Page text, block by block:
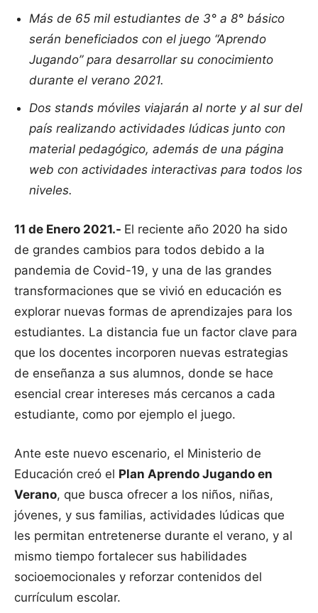
Más de 65 mil estudiantes de 3° a 8° básico
serán beneficiados con el juego “Aprendo
Jugando” para desarrollar su conocimiento
durante el verano 2021.
Dos stands móviles viajarán al norte y al sur del
país realizando actividades lúdicas junto con
material pedagógico, además de una página
web con actividades interactivas para todos los
niveles.
11 de Enero 2021.- El reciente año 2020 ha sido
de grandes cambios para todos debido a la
pandemia de Covid-19, y una de las grandes
transformaciones que se vivió en educación es
explorar nuevas formas de aprendizajes para los
estudiantes. La distancia fue un factor clave para
que los docentes incorporen nuevas estrategias
de enseñanza a sus alumnos, donde se hace
esencial crear intereses más cercanos a cada
estudiante, como por ejemplo el juego.
Ante este nuevo escenario, el Ministerio de
Educación creó el Plan Aprendo Jugando en
Verano, que busca ofrecer a los niños, niñas,
jóvenes, y sus familias, actividades lúdicas que
les permitan entretenerse durante el verano, y al
mismo tiempo fortalecer sus habilidades
socioemocionales y reforzar contenidos del
currículum escolar.